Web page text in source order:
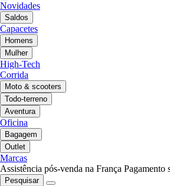
Novidades
Saldos
Capacetes
Homens
Mulher
High-Tech
Corrida
Moto & scooters
Todo-terreno
Aventura
Oficina
Bagagem
Outlet
Marcas
Assistência pós-venda na França Pagamento
Pesquisar